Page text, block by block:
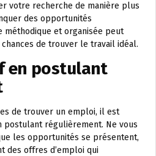
votre recherche de manière plus
des opportunités
méthodique et organisée peut
de trouver le travail idéal.
en postulant
de trouver un emploi, il est
postulant régulièrement. Ne vous
les opportunités se présentent,
des offres d’emploi qui